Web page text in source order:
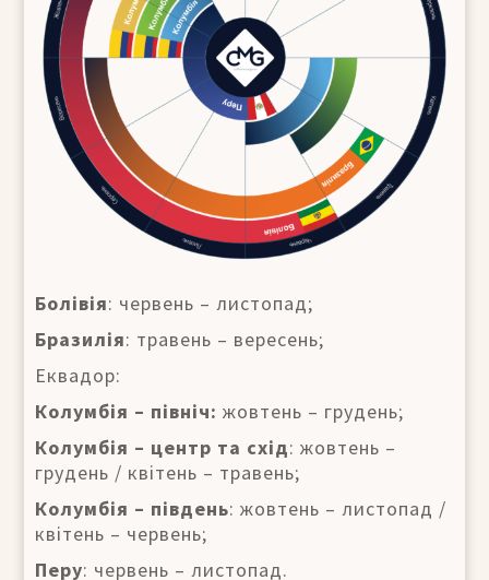
Болівія: червень – листопад;
Бразилія: травень – вересень;
Еквадор:
Колумбія – північ: жовтень – грудень;
Колумбія – центр та схід: жовтень –
грудень / квітень – травень;
Колумбія – південь: жовтень – листопад /
квітень – червень;
Перу: червень – листопад.